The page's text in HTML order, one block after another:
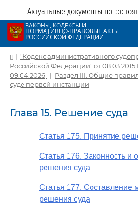
Актуальные документы по
ЗАКОНЫ, КОДЕКСЫ И
НОРМАТИВНО-ПРАВОВЫЕ АКТЫ
РОССИЙСКОЙ ФЕДЕРАЦИИ
| "Кодекс административного
Российской Федерации" от 08.03.2015
09.04.2026) | Раздел III. Общие
суде первой инстанции
Глава 15. Решение суда
Статья 175. Принятие
Статья 176. Законность и
решения суда
Статья 177. Составление
решения суда